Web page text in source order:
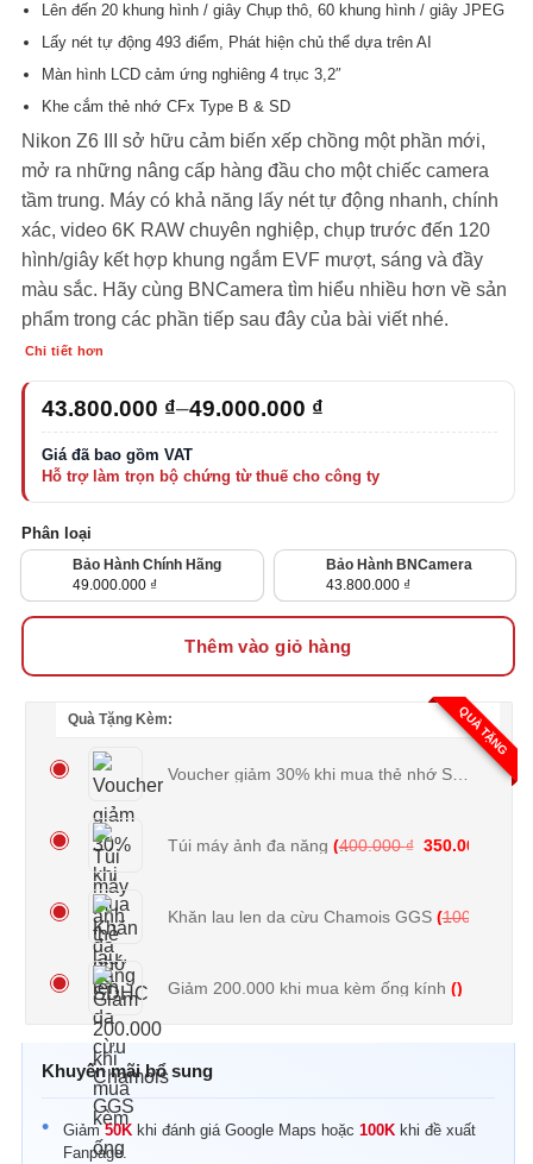
Lên đến 20 khung hình / giây Chụp thô, 60 khung hình / giây JPEG
Lấy nét tự động 493 điểm, Phát hiện chủ thể dựa trên AI
Màn hình LCD cảm ứng nghiêng 4 trục 3,2″
Khe cắm thẻ nhớ CFx Type B & SD
Nikon Z6 III sở hữu cảm biến xếp chồng một phần mới,
mở ra những nâng cấp hàng đầu cho một chiếc camera
tầm trung. Máy có khả năng lấy nét tự động nhanh, chính
xác, video 6K RAW chuyên nghiệp, chụp trước đến 120
hình/giây kết hợp khung ngắm EVF mượt, sáng và đầy
màu sắc. Hãy cùng BNCamera tìm hiểu nhiều hơn về sản
phẩm trong các phần tiếp sau đây của bài viết nhé.
Chi tiết hơn
43.800.000 ₫–49.000.000 ₫
Khoảng
giá:
từ
43.800.000 ₫
đến
49.000.000 ₫
Phân loại
Bảo Hành Chính Hãng
Giá Gốc Là: 51.000.000 ₫.
49.000.000 ₫
Giá Hiện Tại Là: 49.000.000 ₫.
Bảo Hành BNCamera
Giá Gốc Là: 45.000.000 ₫.
43.800.000 ₫
Giá Hiện Tại Là: 43.800.000 ₫.
Thêm vào giỏ hàng
QUÀ TẶNG
Quà Tặng Kèm:
Voucher giảm 30% khi mua thẻ nhớ SDHC (0₫
Túi máy ảnh đa năng
(400.000₫ Giá gốc là:
350.000
Khăn lau len da cừu Chamois GGS
(100.000
Giảm 200.000 khi mua kèm ống kính ()
Khuyến mãi bổ sung
Giảm50K khi đánh giá Google Maps hoặc 100K khi đề xuất
Fanpage.